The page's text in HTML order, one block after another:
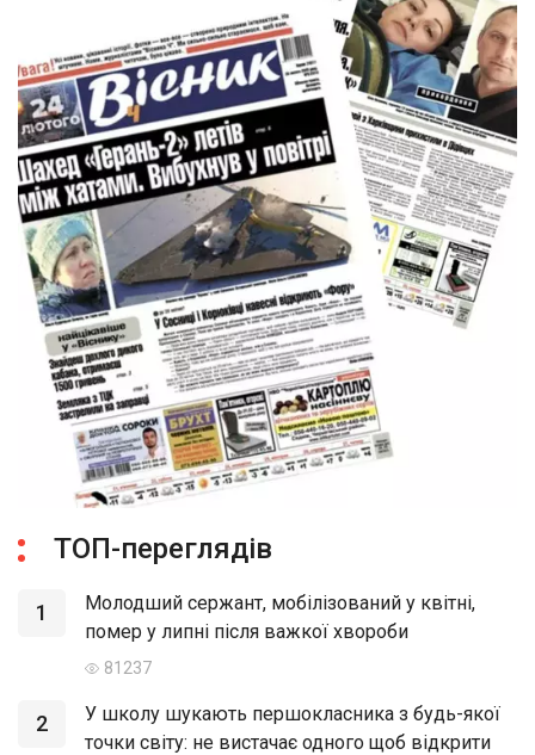
ТОП-переглядів
1
Молодший сержант, мобілізований у квітні,
помер у липні після важкої хвороби
81237
2
У школу шукають першокласника з будь-якої
точки світу: не вистачає одного щоб відкрити